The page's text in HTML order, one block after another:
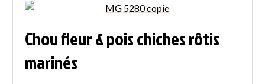
Chou fleur & pois chiches rôtis
marinés